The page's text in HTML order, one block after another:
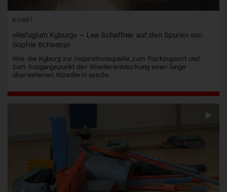
KUNST
«Refugium Kyburg» – Lea Schaffner auf den Spuren von
Sophie Schaeppi
Wie die Kyburg zur Inspirationsquelle, zum Rückzugsort und
zum Ausgangspunkt der Wiederentdeckung einer lange
übersehenen Künstlerin wurde.